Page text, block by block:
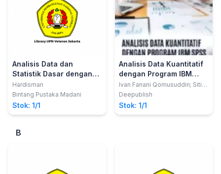
Analisis Data dan
Statistik Dasar dengan
Program GNU-PSPP:
Alternatif IBM-SPSS ®
Gratis, Praktis, dan Legal
dengan Penerapan di
Hardisman
Bintang Pustaka Madani
Stok: 1/1
Analisis Data Kuantitatif
dengan Program IBM
SPSS Statistic 20.0
Ivan Fanani Qomusuddin; Siti
Romlah
Deepublish
Stok: 1/1
B